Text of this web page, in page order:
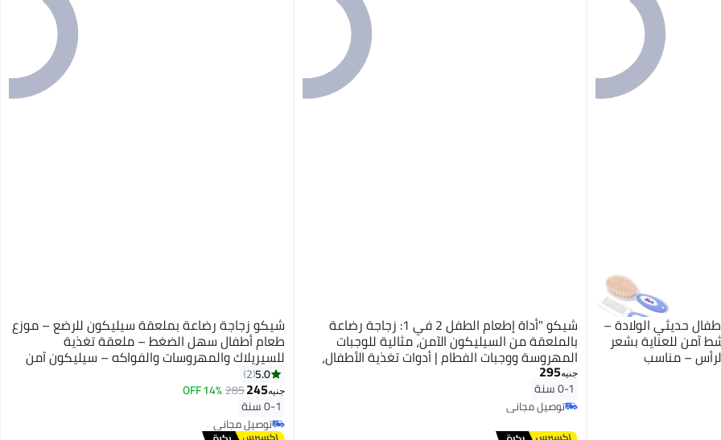
حديثي الولادة –
آمن للعناية بشعر
– مناسب
شيكو "أداة إطعام الطفل 2 في 1: زجاجة رضاعة
بالملعقة من السيليكون الآمن، مثالية للوجبات
المهروسة ووجبات الفطام | أدوات تغذية الأطفال،
مستلزمات الرضاعة، قنينة إطعام الطفل"_ أدوات
إطعام الرضع ـ مستلزمات اطفال ـ منتجات العناية
بالطفل ـ زجاجه إطعام بالمعلقه
جنيه295
0-1 سنة
توصيل مجاني
توصيل مجاني
شيكو زجاجة رضاعة بملعقة سيليكون للرضع – موزع
طعام أطفال سهل الضغط – ملعقة تغذية
للسيريلاك والمهروسات والفواكه – سيليكون آمن
خالٍ من BPA
5.0
2
جنيه245
285
14% OFF
0-1 سنة
توصيل مجاني